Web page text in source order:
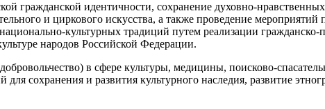
гражданской идентичности, сохранение духовно-
и циркового искусства, а также проведение мероприятий
культурных традиций путем реализации
народов Российской Федерации.
в сфере культуры, медицины, поисково-
сохранения и развития культурного наследия, развитие